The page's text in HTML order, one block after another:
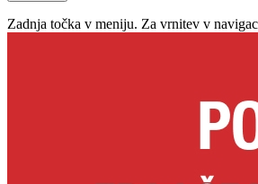
Zadnja točka v meniju. Za vrnitev v